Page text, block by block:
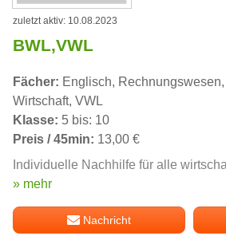
zuletzt aktiv: 10.08.2023
BWL,VWL
Fächer: Englisch,
Wirtschaft, VWL
Klasse: 5 bis: 10
Preis / 45min: 13,00 €
Individuelle Nachhilfe für alle
» mehr
Nachricht